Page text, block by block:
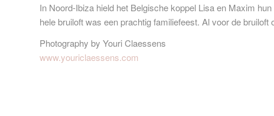
In Noord-Ibiza hield het Belgische koppel Lisa en Maxim
hele bruiloft was een prachtig familiefeest. Al voor de
Photography by Youri Claessens
www.youriclaessens.com